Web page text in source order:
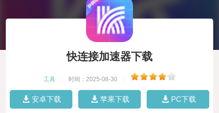
快连接加速器下载
工具 时间：2025-08-30
安卓下载 苹果下载 PC下载